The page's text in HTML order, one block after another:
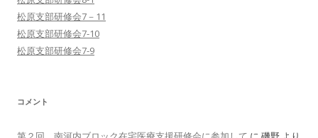
松原支部研修会7－11
松原支部研修会7-10
松原支部研修会7-9
コメント